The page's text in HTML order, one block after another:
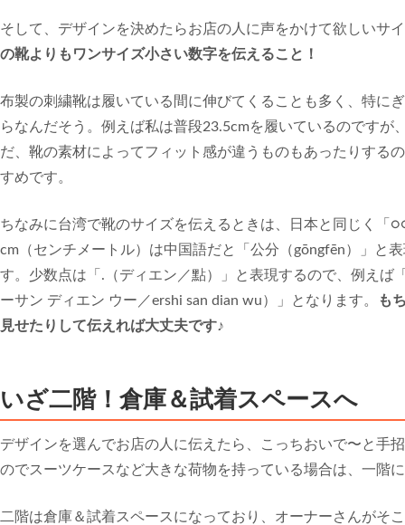
そして、デザインを決めたらお店の人に声をかけて欲しいサ
の靴よりもワンサイズ小さい数字を伝えること！
布製の刺繍靴は履いている間に伸びてくることも多く、特に
らなんだそう。例えば私は普段23.5cmを履いているのですが
だ、靴の素材によってフィット感が違うものもあったりする
すめです。
ちなみに台湾で靴のサイズを伝えるときは、日本と同じく「
cm（センチメートル）は中国語だと「公分（gōngfēn）」と
す。少数点は「.（ディエン／點）」と表現するので、例えば
ーサン ディエン ウー／ershi san dian wu）」となります。
も
見せたりして伝えれば大丈夫です♪
いざ二階！倉庫＆試着スペースへ
デザインを選んでお店の人に伝えたら、こっちおいで〜と手
のでスーツケースなど大きな荷物を持っている場合は、一階
二階は倉庫＆試着スペースになっており、オーナーさんがそ